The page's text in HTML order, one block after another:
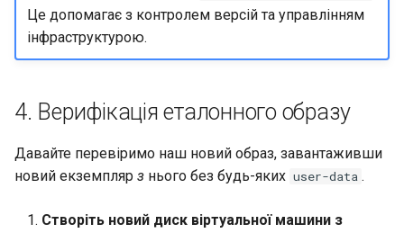
Це допомагає з контролем версій та управлінням
інфраструктурою.
4. Верифікація еталонного образу
Давайте перевіримо наш новий образ, завантаживши
новий екземпляр з нього без будь-яких user-data .
Створіть новий диск віртуальної машини з